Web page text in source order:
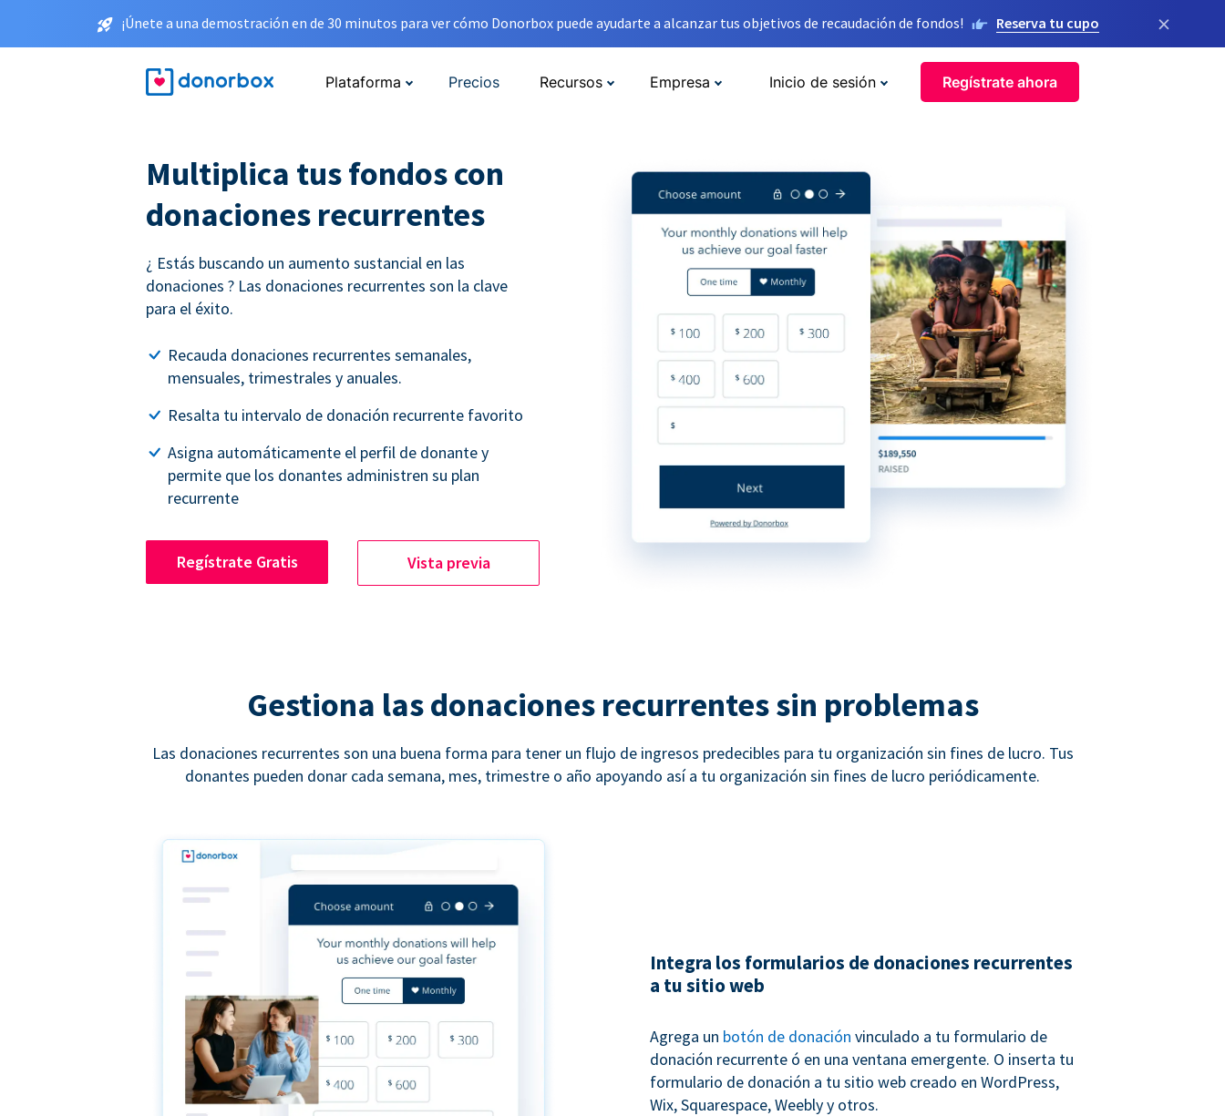
¡Únete a una demostración en de 30 minutos para ver cómo Donorbox puede ayudarte a alcanzar tus objetivos de recaudación de fondos! Reserva tu cupo ×
Plataforma Precios Recursos Empresa Inicio de sesión Regístrate ahora
Multiplica tus fondos con
donaciones recurrentes
¿ Estás buscando un aumento sustancial en las
donaciones ? Las donaciones recurrentes son la clave
para el éxito.
Recauda donaciones recurrentes semanales,
mensuales, trimestrales y anuales.
Resalta tu intervalo de donación recurrente favorito
Asigna automáticamente el perfil de donante y
permite que los donantes administren su plan
recurrente
Regístrate Gratis Vista previa
Gestiona las donaciones recurrentes sin problemas
Las donaciones recurrentes son una buena forma para tener un flujo de ingresos predecibles para tu organización sin fines de lucro. Tus
donantes pueden donar cada semana, mes, trimestre o año apoyando así a tu organización sin fines de lucro periódicamente.
Integra los formularios de donaciones recurrentes
a tu sitio web
Agrega un botón de donación vinculado a tu formulario de
donación recurrente ó en una ventana emergente. O inserta tu
formulario de donación a tu sitio web creado en WordPress,
Wix, Squarespace, Weebly y otros.